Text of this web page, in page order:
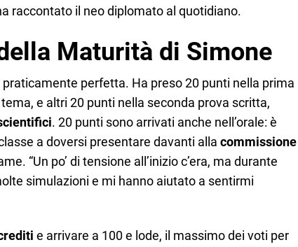
raccontato il neo diplomato al quotidiano.
Maturità di Simone
perfetta. Ha preso 20 punti nella prima
e altri 20 punti nella seconda prova scritta,
. 20 punti sono arrivati anche nell’orale: è
a doversi presentare davanti alla commissione
“Un po’ di tensione all’inizio c’era, ma durante
simulazioni e mi hanno aiutato a sentirmi
e arrivare a 100 e lode, il massimo dei voti per